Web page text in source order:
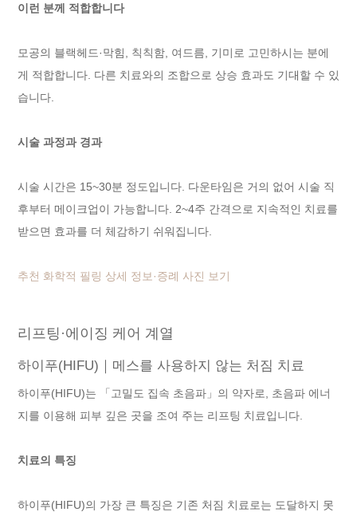
이런 분께 적합합니다
모공의 블랙헤드·막힘, 칙칙함, 여드름, 기미로 고민하시는 분에
게 적합합니다. 다른 치료와의 조합으로 상승 효과도 기대할 수 있
습니다.
시술 과정과 경과
시술 시간은 15~30분 정도입니다. 다운타임은 거의 없어 시술 직
후부터 메이크업이 가능합니다. 2~4주 간격으로 지속적인 치료를
받으면 효과를 더 체감하기 쉬워집니다.
추천 화학적 필링 상세 정보·증례 사진 보기
리프팅·에이징 케어 계열
하이푸(HIFU)｜메스를 사용하지 않는 처짐 치료
하이푸(HIFU)는 「고밀도 집속 초음파」의 약자로, 초음파 에너
지를 이용해 피부 깊은 곳을 조여 주는 리프팅 치료입니다.
치료의 특징
하이푸(HIFU)의 가장 큰 특징은 기존 처짐 치료로는 도달하지 못